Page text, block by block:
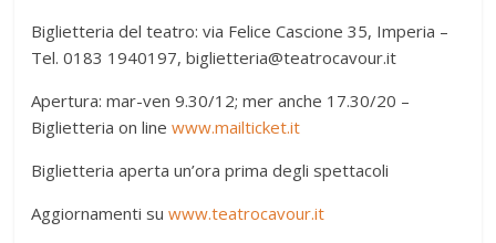
Biglietteria del teatro: via Felice Cascione 35, Imperia –
Tel. 0183 1940197, biglietteria@teatrocavour.it
Apertura: mar-ven 9.30/12; mer anche 17.30/20 –
Biglietteria on linewww.mailticket.it
Biglietteria aperta un’ora prima degli spettacoli
Aggiornamenti suwww.teatrocavour.it